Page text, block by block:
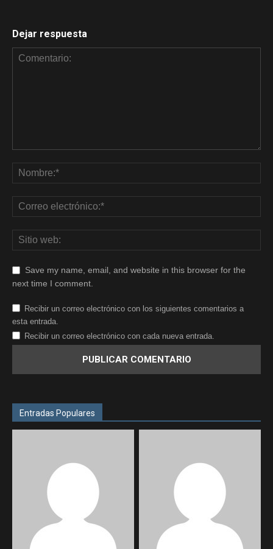
Dejar respuesta
Save my name, email, and website in this browser for the
next time I comment.
Recibir un correo electrónico con los siguientes comentarios a
esta entrada.
Recibir un correo electrónico con cada nueva entrada.
Entradas Populares